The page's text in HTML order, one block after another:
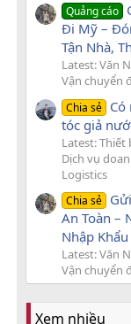
Quảng cáo
Đi Mỹ –
Tận Nhà,
Latest: Văn
Vận chuyển
Chia sẻ Có
tóc giả
Latest: Thiết
Dịch vụ
Logistics
Chia sẻ
An Toàn –
Nhập Khẩu
Latest: Văn
Vận chuyển
Xem nhiều